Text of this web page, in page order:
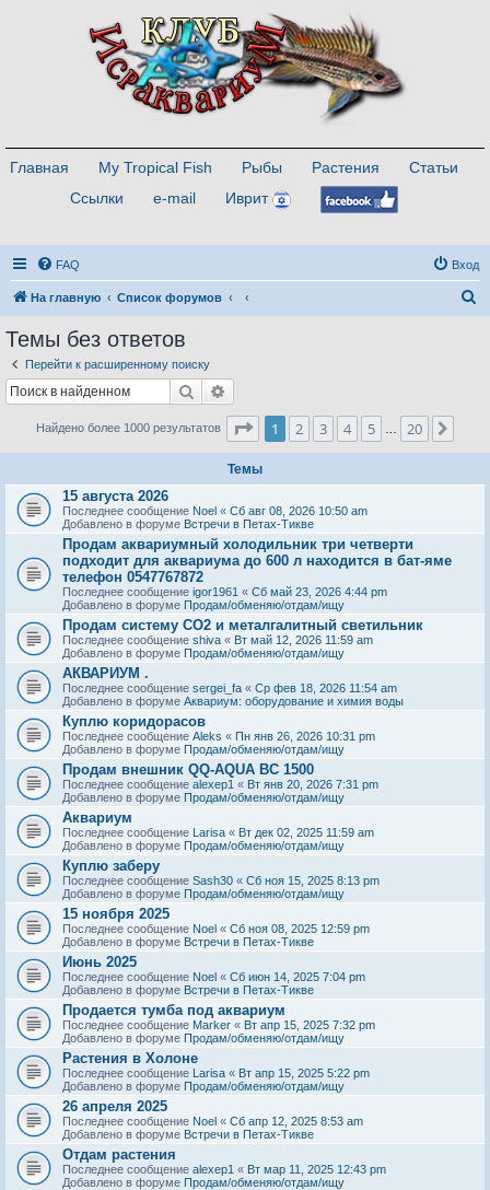
Главная My Tropical Fish Рыбы Растения
Статьи
Ссылки
e-mail Иврит
FAQ Вход
На главную Список форумов
Темы без ответов
Перейти к расширенному поиску
Поиск
Найдено более 1000 результатов Страница1 из
1 2 3 4 5 20
Темы
15 августа 2026
Последнее сообщение Noel « Сб авг 08, 2026 10:50 am
Добавлено в форуме Встречи в Петах-Тикве
Продам аквариумный холодильник три четверти
подходит для аквариума до 600 л находится в бат-яме
телефон 0547767872
Последнее сообщение igor1961 « Сб май 23, 2026 4:44 pm
Добавлено в форуме Продам/обменяю/отдам/ищу
Продам систему СО2 и металгалитный светильник
Последнее сообщение shiva « Вт май 12, 2026 11:59 am
Добавлено в форуме Продам/обменяю/отдам/ищу
АКВАРИУМ .
Последнее сообщение sergei_fa « Ср фев 18, 2026 11:54 am
Добавлено в форуме Аквариум: оборудование и химия воды
Куплю коридорасов
Последнее сообщение Aleks « Пн янв 26, 2026 10:31 pm
Добавлено в форуме Продам/обменяю/отдам/ищу
Продам внешник QQ-AQUA BC 1500
Последнее сообщение alexep1 « Вт янв 20, 2026 7:31 pm
Добавлено в форуме Продам/обменяю/отдам/ищу
Аквариум
Последнее сообщение Larisa « Вт дек 02, 2025 11:59 am
Добавлено в форуме Продам/обменяю/отдам/ищу
Куплю заберу
Последнее сообщение Sash30 « Сб ноя 15, 2025 8:13 pm
Добавлено в форуме Продам/обменяю/отдам/ищу
15 ноября 2025
Последнее сообщение Noel « Сб ноя 08, 2025 12:59 pm
Добавлено в форуме Встречи в Петах-Тикве
Июнь 2025
Последнее сообщение Noel « Сб июн 14, 2025 7:04 pm
Добавлено в форуме Встречи в Петах-Тикве
Продается тумба под аквариум
Последнее сообщение Marker « Вт апр 15, 2025 7:32 pm
Добавлено в форуме Продам/обменяю/отдам/ищу
Растения в Холоне
Последнее сообщение Larisa « Вт апр 15, 2025 5:22 pm
Добавлено в форуме Продам/обменяю/отдам/ищу
26 апреля 2025
Последнее сообщение Noel « Сб апр 12, 2025 8:53 am
Добавлено в форуме Встречи в Петах-Тикве
Отдам растения
Последнее сообщение alexep1 « Вт мар 11, 2025 12:43 pm
Добавлено в форуме Продам/обменяю/отдам/ищу